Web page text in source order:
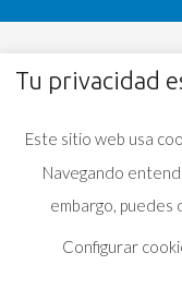
Tu privacidad
Este sitio web usa
Navegando
embargo, puedes
Configurar